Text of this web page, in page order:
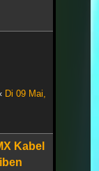
Di 09 Mai,
Kabel